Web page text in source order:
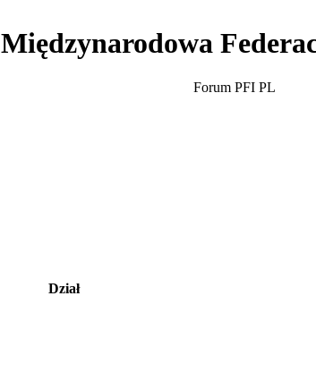
Międzynarodowa
Forum PFI PL
Dział